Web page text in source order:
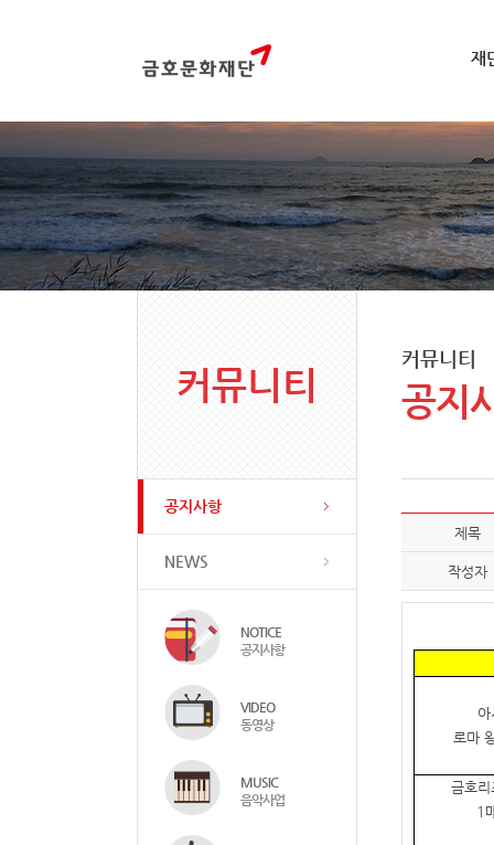
재
커뮤니티
공지사항
NEWS
NOTICE
공지사항
VIDEO
동영상
MUSIC
음악사업
커뮤니티
공지
제목
작성자
로마
금호리
1